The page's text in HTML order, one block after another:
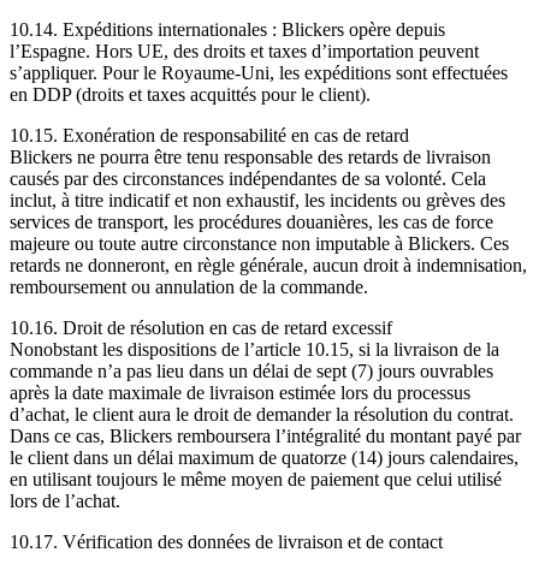
10.14. Expéditions internationales : Blickers opère depuis
l’Espagne. Hors UE, des droits et taxes d’importation peuvent
s’appliquer. Pour le Royaume-Uni, les expéditions sont effectuées
en DDP (droits et taxes acquittés pour le client).
10.15. Exonération de responsabilité en cas de retard
Blickers ne pourra être tenu responsable des retards de livraison
causés par des circonstances indépendantes de sa volonté. Cela
inclut, à titre indicatif et non exhaustif, les incidents ou grèves des
services de transport, les procédures douanières, les cas de force
majeure ou toute autre circonstance non imputable à Blickers. Ces
retards ne donneront, en règle générale, aucun droit à indemnisation,
remboursement ou annulation de la commande.
10.16. Droit de résolution en cas de retard excessif
Nonobstant les dispositions de l’article 10.15, si la livraison de la
commande n’a pas lieu dans un délai de sept (7) jours ouvrables
après la date maximale de livraison estimée lors du processus
d’achat, le client aura le droit de demander la résolution du contrat.
Dans ce cas, Blickers remboursera l’intégralité du montant payé par
le client dans un délai maximum de quatorze (14) jours calendaires,
en utilisant toujours le même moyen de paiement que celui utilisé
lors de l’achat.
10.17. Vérification des données de livraison et de contact